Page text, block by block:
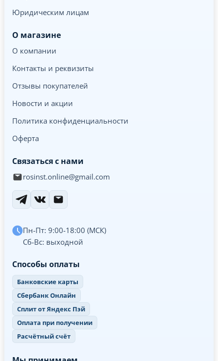
Юридическим лицам
О магазине
О компании
Контакты и реквизиты
Отзывы покупателей
Новости и акции
Политика конфиденциальности
Оферта
Связаться с нами
rosinst.online@gmail.com
Пн-Пт: 9:00-18:00 (МСК)
Сб-Вс: выходной
Способы оплаты
Банковские карты
Сбербанк Онлайн
Сплит от Яндекс Пэй
Оплата при получении
Расчётный счёт